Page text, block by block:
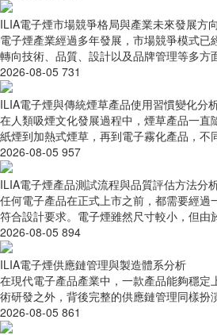
ILIA電子煙市場競爭格局與產業未來發展方向
電子煙產業經過多年發展，市場競爭模式已
轉向技術、品質、設計以及品牌管理等多方
2026-08-05 731
ILIA電子煙與傳統煙草產品使用習慣變化分
在人類吸煙文化發展過程中，煙草產品一直
紙煙到加熱式煙草，再到電子霧化產品，不
2026-08-05 957
ILIA電子煙產品測試流程與品質評估方法分
任何電子產品在正式上市之前，都需要經過
符合設計要求。電子煙雖然尺寸較小，但由
2026-08-05 894
ILIA電子煙供應鏈管理與製造體系分析
在現代電子產品產業中，一款產品能夠穩定
術研發之外，背後完整的供應鏈管理同樣扮
2026-08-05 861